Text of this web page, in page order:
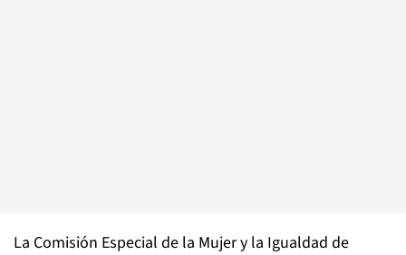
La Comisión Especial de la Mujer y la Igualdad de